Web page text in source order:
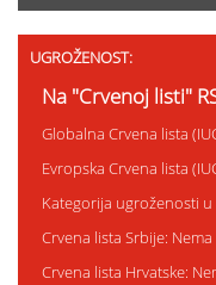
UGROŽENOST:
Na "Crvenoj listi"
Globalna Crvena lista
Evropska Crvena lista
Kategorija ugroženosti u
Crvena lista Srbije: Nema
Crvena lista Hrvatske: